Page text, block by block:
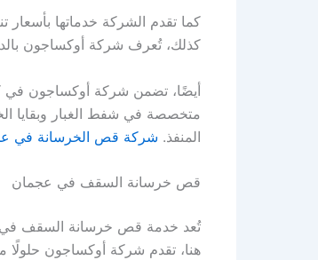
كما تقدم الشركة خدماتها
كذلك، تُعرف شركة أوكساجون بالدقة
أيضًا، تضمن شركة أوكساجون في
متخصصة في شفط الغبار وبقايا
المنفذ. شركة قص الخرسانة في
قص خرسانة السقف في عجمان
تُعد خدمة قص خرسانة السقف في
هنا، تقدم شركة أوكساجون حلولًا